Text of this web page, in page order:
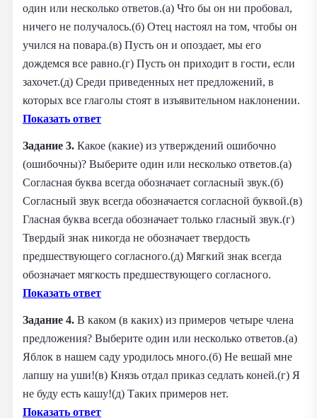
один или несколько ответов.(а) Что бы он ни пробовал,
ничего не получалось.(б) Отец настоял на том, чтобы он
учился на повара.(в) Пусть он и опоздает, мы его
дождемся все равно.(г) Пусть он приходит в гости, если
захочет.(д) Среди приведенных нет предложений, в
которых все глаголы стоят в изъявительном наклонении.
Показать ответ
Задание 3. Какое (какие) из утверждений ошибочно
(ошибочны)? Выберите один или несколько ответов.(а)
Согласная буква всегда обозначает согласный звук.(б)
Согласный звук всегда обозначается согласной буквой.(в)
Гласная буква всегда обозначает только гласный звук.(г)
Твердый знак никогда не обозначает твердость
предшествующего согласного.(д) Мягкий знак всегда
обозначает мягкость предшествующего согласного.
Показать ответ
Задание 4. В каком (в каких) из примеров четыре члена
предложения? Выберите один или несколько ответов.(а)
Яблок в нашем саду уродилось много.(б) Не вешай мне
лапшу на уши!(в) Князь отдал приказ седлать коней.(г) Я
не буду есть кашу!(д) Таких примеров нет.
Показать ответ